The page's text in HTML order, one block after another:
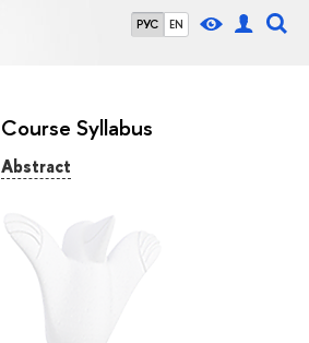
РУС EN
Course Syllabus
Abstract